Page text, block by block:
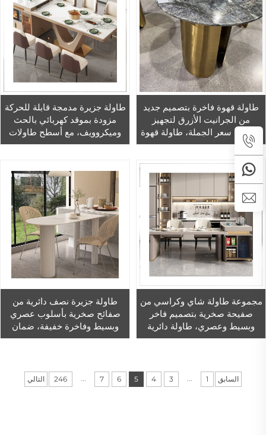
طاولة قهوة فاخرة بتصميم جديد
من الجرانيت الأزرق لتجهيز
المنزل، سعر الجملة، طاولة قهوة
دائرية من الكوارتزايت، أثاث
طاولة جزيرة مدمجة قابلة للحركة
مزودة بموقد كهربائي بالحث
وميكروويف، مع أسطح طاولات
فاخرة من حجر الصخور ووحدات
مجموعة طاولة شاي وكراسي من
صفيحة صخرية بتصميم فاخر
وبسيط وعصري، طاولة دائرية
لمكتب أو مطبخ جزيرة مع
طاولة جزيرة نصف دائرية من
صفائح صخرية بأسلوب عصري
وبسيط وفاخرة خفيفة، ضمان
لمدة سنة، طاولة طعام حائط
السابق 1
...
3
4
5
6
7
...
246 التالي